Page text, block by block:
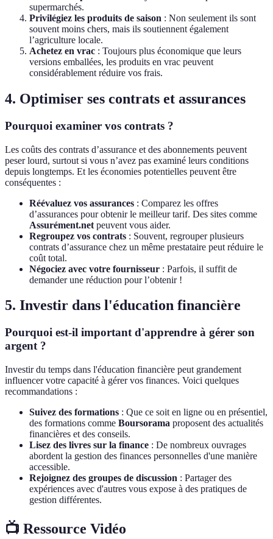
supermarchés.
Privilégiez les produits de saison : Non seulement ils sont
souvent moins chers, mais ils soutiennent également
l’agriculture locale.
Achetez en vrac : Toujours plus économique que leurs
versions emballées, les produits en vrac peuvent
considérablement réduire vos frais.
4. Optimiser ses contrats et assurances
Pourquoi examiner vos contrats ?
Les coûts des contrats d’assurance et des abonnements peuvent
peser lourd, surtout si vous n’avez pas examiné leurs conditions
depuis longtemps. Et les économies potentielles peuvent être
conséquentes :
Réévaluez vos assurances : Comparez les offres
d’assurances pour obtenir le meilleur tarif. Des sites comme
Assurément.net peuvent vous aider.
Regroupez vos contrats : Souvent, regrouper plusieurs
contrats d’assurance chez un même prestataire peut réduire le
coût total.
Négociez avec votre fournisseur : Parfois, il suffit de
demander une réduction pour l’obtenir !
5. Investir dans l'éducation financière
Pourquoi est-il important d'apprendre à gérer son
argent ?
Investir du temps dans l'éducation financière peut grandement
influencer votre capacité à gérer vos finances. Voici quelques
recommandations :
Suivez des formations : Que ce soit en ligne ou en présentiel,
des formations comme Boursorama proposent des actualités
financières et des conseils.
Lisez des livres sur la finance : De nombreux ouvrages
abordent la gestion des finances personnelles d'une manière
accessible.
Rejoignez des groupes de discussion : Partager des
expériences avec d'autres vous expose à des pratiques de
gestion différentes.
📺 Ressource Vidéo